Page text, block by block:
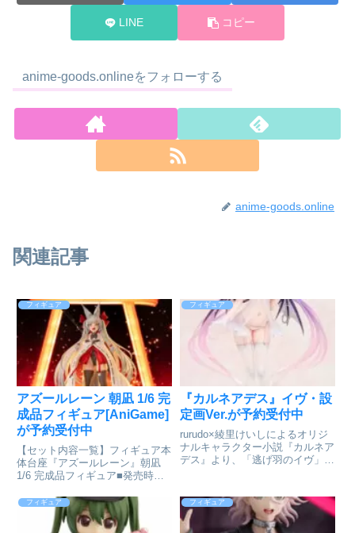
LINE コピー
anime-goods.onlineをフォローする
anime-goods.online
関連記事
フィギュア
アズールレーン 朝凪 1/6 完
成品フィギュア[AniGame]
が予約受付中
【セット内容一覧】フィギュア本
体台座『アズールレーン』​朝凪
1/6 完成品フィギュア■発売時
届け予定：2026年5月上旬■サイ
ズ：全高：約290mm(台座含む)■
素材：PVC, ABS■スケール...
フィギュア
『カルネアデス』イヴ・設
定画Ver.が予約受付中
rurudo×綾里けいしによるオリジ
ナルキャラクター小説『カルネア
デス』より、「逃げ羽のイヴ」の
ギュア化。rurudo氏オリジナルキ
ャラクター「イヴ」のカルネアデ
ス設定画Ver....
フィギュア フィギュア